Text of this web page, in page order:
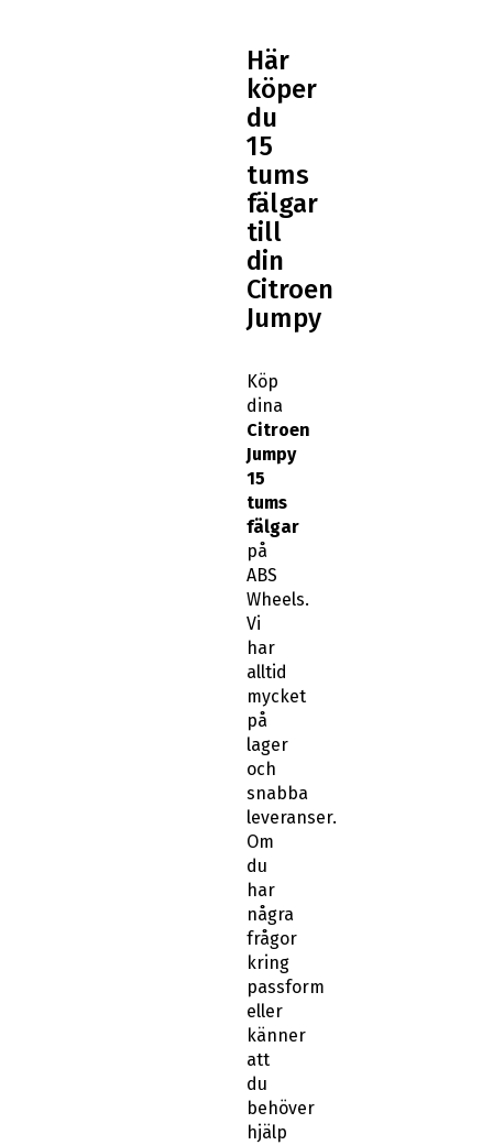
Här
köper
du
15
tums
fälgar
till
din
Citroen
Jumpy
Köp
dina
Citroen
Jumpy
15
tums
fälgar
på
ABS
Wheels.
Vi
har
alltid
mycket
på
lager
och
snabba
leveranser.
Om
du
har
några
frågor
kring
passform
eller
känner
att
du
behöver
hjälp